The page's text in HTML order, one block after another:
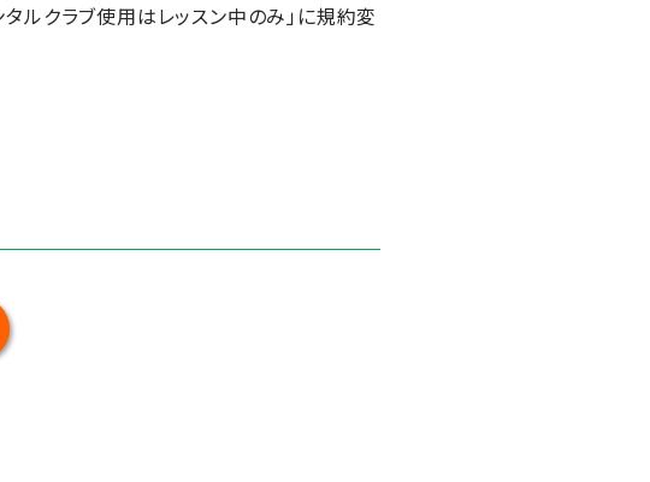
ルクラブ使用はレッスン中のみ」に規約変